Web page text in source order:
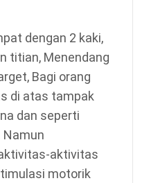
dengan 2 kaki,
titian, Menendang
Bagi orang
di atas tampak
dan seperti
Namun
aktivitas
motorik